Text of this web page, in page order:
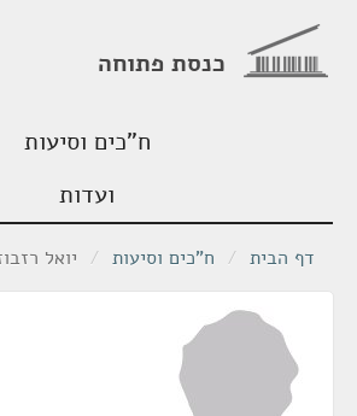
כנסת פתוחה
ח"כים וסיעות
ועדות
דף הבית / ח"כים וסיעות / יואל